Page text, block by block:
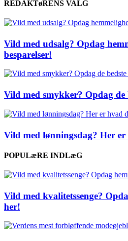
REDAKTøRENS VALG
Vild med udsalg? Opdag
besparelser!
Vild med smykker? Opdag
Vild med lønningsdag? Her
POPULæRE INDLæG
Vild med kvalitetssenge?
her!